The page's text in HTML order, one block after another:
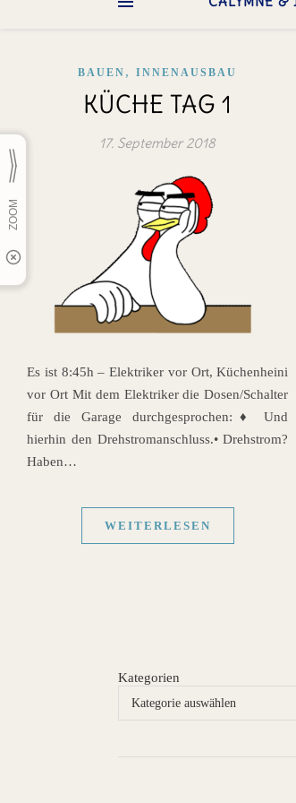
BAUEN ,INNENAUSBAU
KÜCHE TAG 1
17. September 2018
Es ist 8:45h – Elektriker vor Ort, Küchenheini
vor Ort Mit dem Elektriker die Dosen/Schalter
für die Garage durchgesprochen:♦ Und
hierhin den Drehstromanschluss.• Drehstrom?
Haben…
WEITERLESEN
Kategorien